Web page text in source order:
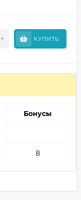
+ КУПИТЬ
Бонусы
8